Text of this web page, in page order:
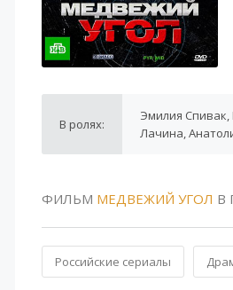
В ролях:
Эмилия
Лачина,
ФИЛЬМ МЕДВЕЖИЙ УГОЛ В
Российские сериалы